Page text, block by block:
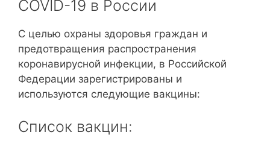
COVID-19 в России
С целью охраны здоровья граждан и
предотвращения распространения
коронавирусной инфекции, в Российской
Федерации зарегистрированы и
используются следующие вакцины:
Список вакцин: